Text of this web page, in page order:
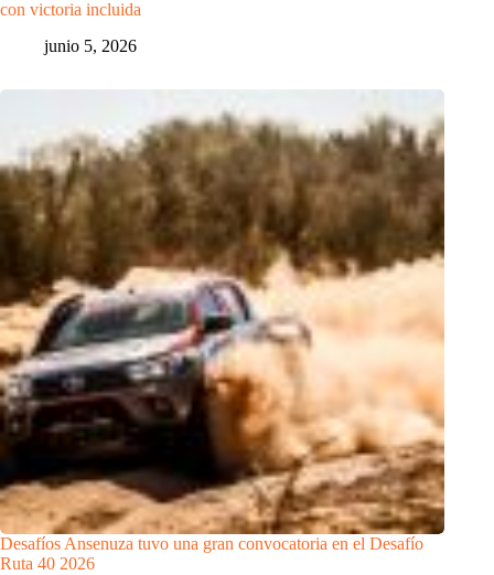
con victoria incluida
junio 5, 2026
Desafíos Ansenuza tuvo una gran convocatoria en el Desafío
Ruta 40 2026